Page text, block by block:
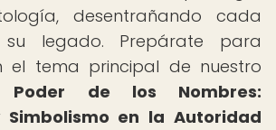
desentrañando cada
legado. Prepárate para
el tema principal de nuestro
Poder de los Nombres:
en la Autoridad